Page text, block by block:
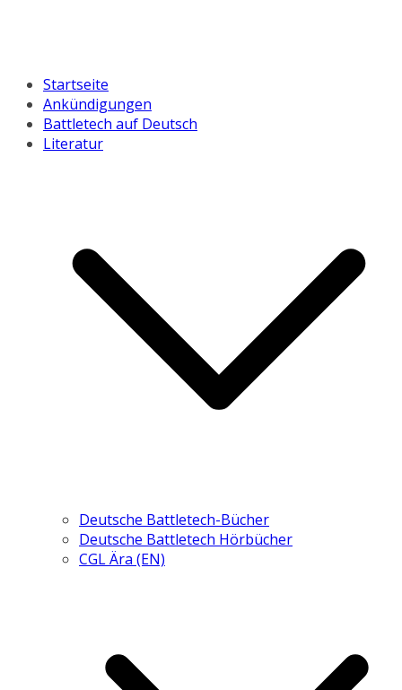
Startseite
Ankündigungen
Battletech auf Deutsch
Literatur
Deutsche Battletech-Bücher
Deutsche Battletech Hörbücher
CGL Ära (EN)